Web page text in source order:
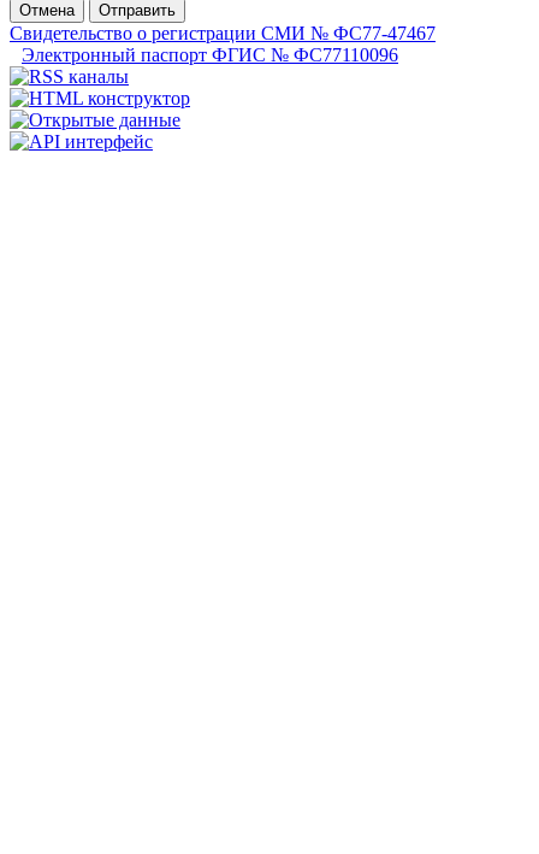
Отмена
Отправить
Свидетельство о регистрации СМИ № ФС77-47467
Электронный паспорт ФГИС № ФС77110096